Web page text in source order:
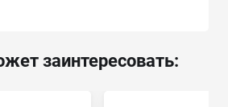
заинтересовать: